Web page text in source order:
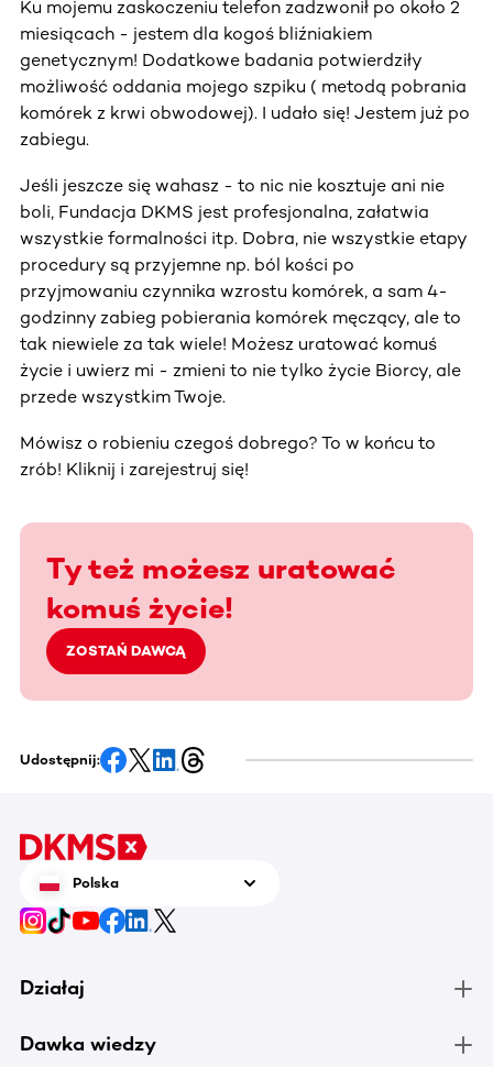
Ku mojemu zaskoczeniu telefon zadzwonił po około 2
miesiącach - jestem dla kogoś bliźniakiem
genetycznym! Dodatkowe badania potwierdziły
możliwość oddania mojego szpiku ( metodą pobrania
komórek z krwi obwodowej). I udało się! Jestem już po
zabiegu.
Jeśli jeszcze się wahasz - to nic nie kosztuje ani nie
boli, Fundacja DKMS jest profesjonalna, załatwia
wszystkie formalności itp. Dobra, nie wszystkie etapy
procedury są przyjemne np. ból kości po
przyjmowaniu czynnika wzrostu komórek, a sam 4-
godzinny zabieg pobierania komórek męczący, ale to
tak niewiele za tak wiele! Możesz uratować komuś
życie i uwierz mi - zmieni to nie tylko życie Biorcy, ale
przede wszystkim Twoje.
Mówisz o robieniu czegoś dobrego? To w końcu to
zrób! Kliknij i zarejestruj się!
Ty też możesz uratować
komuś życie!
ZOSTAŃ DAWCĄ
Udostępnij:
Polska
Działaj
Dawka wiedzy